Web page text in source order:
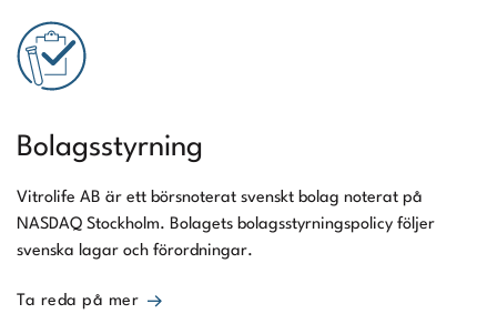
Bolagsstyrning
Vitrolife AB är ett börsnoterat svenskt bolag noterat på
NASDAQ Stockholm. Bolagets bolagsstyrningspolicy följer
svenska lagar och förordningar.
Ta reda på mer